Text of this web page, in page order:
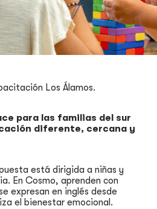
Los Álamos.
para las familias del sur
diferente, cercana y
está dirigida a niñas y
En Cosmo, aprenden con
expresan en inglés desde
el bienestar emocional.